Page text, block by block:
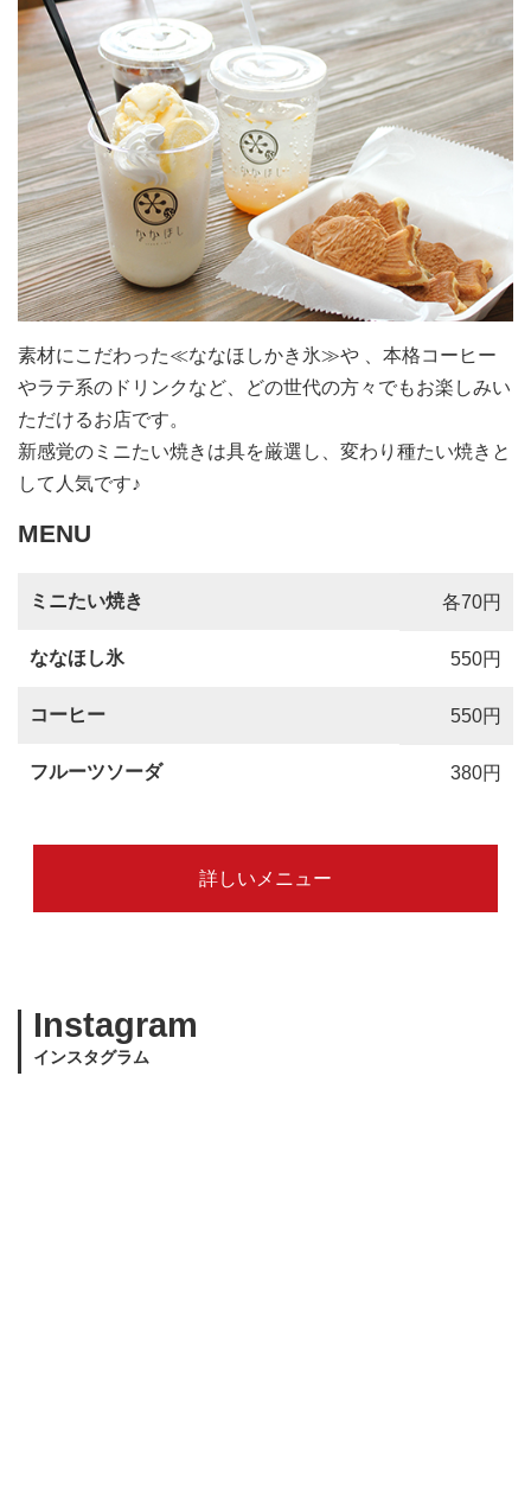
素材にこだわった≪ななほしかき氷≫や 、本格コーヒー
やラテ系のドリンクなど、どの世代の方々でもお楽しみい
ただけるお店です。
新感覚のミニたい焼きは具を厳選し、変わり種たい焼きと
して人気です♪
MENU
ミニたい焼き 各70円
ななほし氷 550円
コーヒー 550円
フルーツソーダ 380円
詳しいメニュー
Instagram
インスタグラム